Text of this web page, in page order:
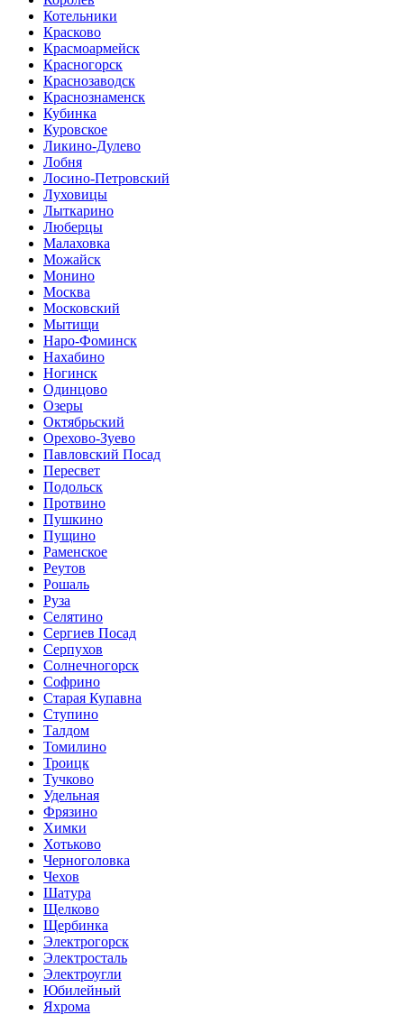
Котельники
Красково
Красмоармейск
Красногорск
Краснозаводск
Краснознаменск
Кубинка
Куровское
Ликино-Дулево
Лобня
Лосино-Петровский
Луховицы
Лыткарино
Люберцы
Малаховка
Можайск
Монино
Москва
Московский
Мытищи
Наро-Фоминск
Нахабино
Ногинск
Одинцово
Озеры
Октябрьский
Орехово-Зуево
Павловский Посад
Пересвет
Подольск
Протвино
Пушкино
Пущино
Раменское
Реутов
Рошаль
Руза
Селятино
Сергиев Посад
Серпухов
Солнечногорск
Софрино
Старая Купавна
Ступино
Талдом
Томилино
Троицк
Тучково
Удельная
Фрязино
Химки
Хотьково
Черноголовка
Чехов
Шатура
Щелково
Щербинка
Электрогорск
Электросталь
Электроугли
Юбилейный
Яхрома